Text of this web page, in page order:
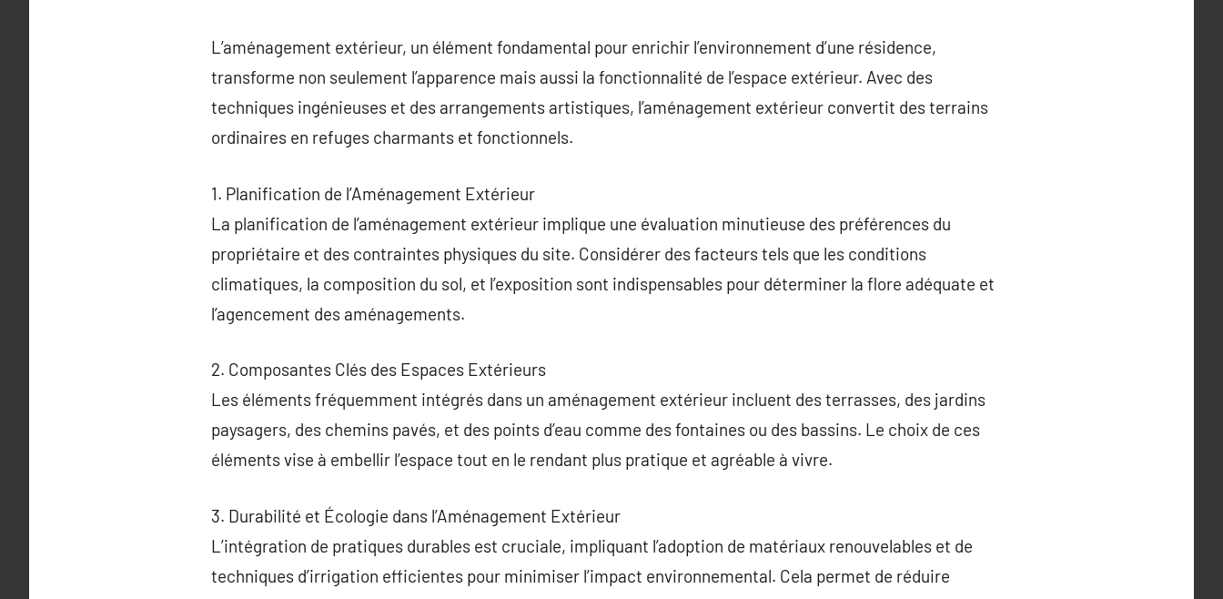
L’aménagement extérieur, un élément fondamental pour enrichir l’environnement d’une résidence,
transforme non seulement l’apparence mais aussi la fonctionnalité de l’espace extérieur. Avec des
techniques ingénieuses et des arrangements artistiques, l’aménagement extérieur convertit des terrains
ordinaires en refuges charmants et fonctionnels.
1. Planification de l’Aménagement Extérieur
La planification de l’aménagement extérieur implique une évaluation minutieuse des préférences du
propriétaire et des contraintes physiques du site. Considérer des facteurs tels que les conditions
climatiques, la composition du sol, et l’exposition sont indispensables pour déterminer la flore adéquate et
l’agencement des aménagements.
2. Composantes Clés des Espaces Extérieurs
Les éléments fréquemment intégrés dans un aménagement extérieur incluent des terrasses, des jardins
paysagers, des chemins pavés, et des points d’eau comme des fontaines ou des bassins. Le choix de ces
éléments vise à embellir l’espace tout en le rendant plus pratique et agréable à vivre.
3. Durabilité et Écologie dans l’Aménagement Extérieur
L’intégration de pratiques durables est cruciale, impliquant l’adoption de matériaux renouvelables et de
techniques d’irrigation efficientes pour minimiser l’impact environnemental. Cela permet de réduire